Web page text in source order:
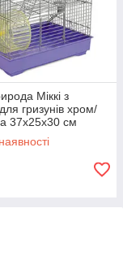
Міккі з
гризунів хром/
37х25х30 см